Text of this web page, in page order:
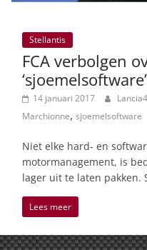
Stellantis
FCA verbolgen
‘sjoemelsoftware’
14 januari 2017
Marchionne, sjoemelsoftware
Niet elke hard- en
motormanagement, is
lager uit te laten pakken.
Lees meer